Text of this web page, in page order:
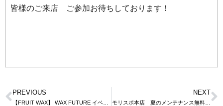
皆様のご来店 ご参加お待ちしております！
PREVIOUS NEXT
モリスポ本店 夏のメンテナンス無料サービス